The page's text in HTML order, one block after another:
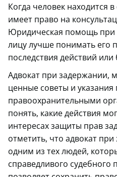
Когда человек находится
имеет право на
Юридическая помощь при
лицу лучше понимать его
последствия действий
Адвокат при задержании,
ценные советы и
правоохранительными
понять, какие действия
интересах защиты прав
отметить, что адвокат
одним из тех людей,
справедливого судебного